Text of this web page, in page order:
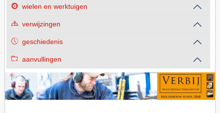
wielen en werktuigen
verwijzingen
geschiedenis
aanvullingen